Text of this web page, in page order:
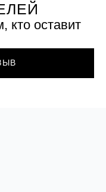
кто оставит